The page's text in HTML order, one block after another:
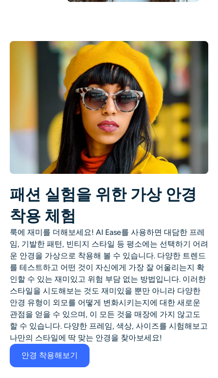
패션 실험을 위한 가상 안경
착용 체험
룩에 재미를 더해보세요! AI Ease를 사용하면 대담한 프레
임, 기발한 패턴, 빈티지 스타일 등 평소에는 선택하기 어려
운 안경을 가상으로 착용해 볼 수 있습니다. 다양한 트렌드
를 테스트하고 어떤 것이 자신에게 가장 잘 어울리는지 확
인할 수 있는 재미있고 위험 부담 없는 방법입니다. 이러한
스타일을 시도해보는 것도 재미있을 뿐만 아니라 다양한
안경 유형이 외모를 어떻게 변화시키는지에 대한 새로운
관점을 얻을 수 있으며, 이 모든 것을 매장에 가지 않고도
할 수 있습니다. 다양한 프레임, 색상, 사이즈를 시험해보고
나만의 스타일에 딱 맞는 안경을 찾아보세요!
안경 착용해보기